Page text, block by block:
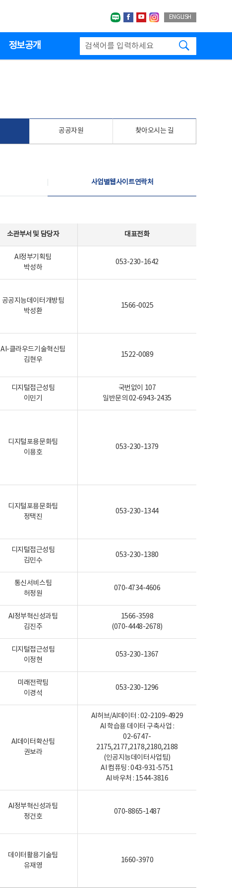
네이버블로그
페이스북
유투브인스타그랩
ENGLISH
정보공개
공공자원 찾아오시는 길
사업별웹사이트연락처
소관부서 및 담당자 대표전화
AI정부기획팀
박성하
053-230-1642
공공지능데이터개방팀
박성환
1566-0025
AI-클라우드기술혁신팀
김현우
1522-0089
디지털접근성팀
이민기
국번없이 107
일반문의 02-6943-2435
디지털포용문화팀
이용호
053-230-1379
디지털포용문화팀
정택진
053-230-1344
디지털접근성팀
김민수
053-230-1380
통신서비스팀
허정원
070-4734-4606
AI정부혁신성과팀
김진주
1566-3598
(070-4448-2678)
디지털접근성팀
이정현
053-230-1367
미래전략팀
이경석
053-230-1296
AI데이터확산팀
권보라
AI허브/AI데이터 : 02-2109-4929
AI 학습용 데이터 구축사업 :
02-6747-
2175,2177,2178,2180,2188
(인공지능데이터사업팀)
AI 컴퓨팅 : 043-931-5751
AI 바우처 : 1544-3816
AI정부혁신성과팀
정건호
070-8865-1487
데이터활용기술팀
유재영
1660-3970